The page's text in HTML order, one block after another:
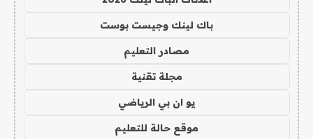
باك لينك وجيست بوست
مصادر التعليم
مجلة تقنية
يو ان بي الرياضي
موقع حالة للتعليم